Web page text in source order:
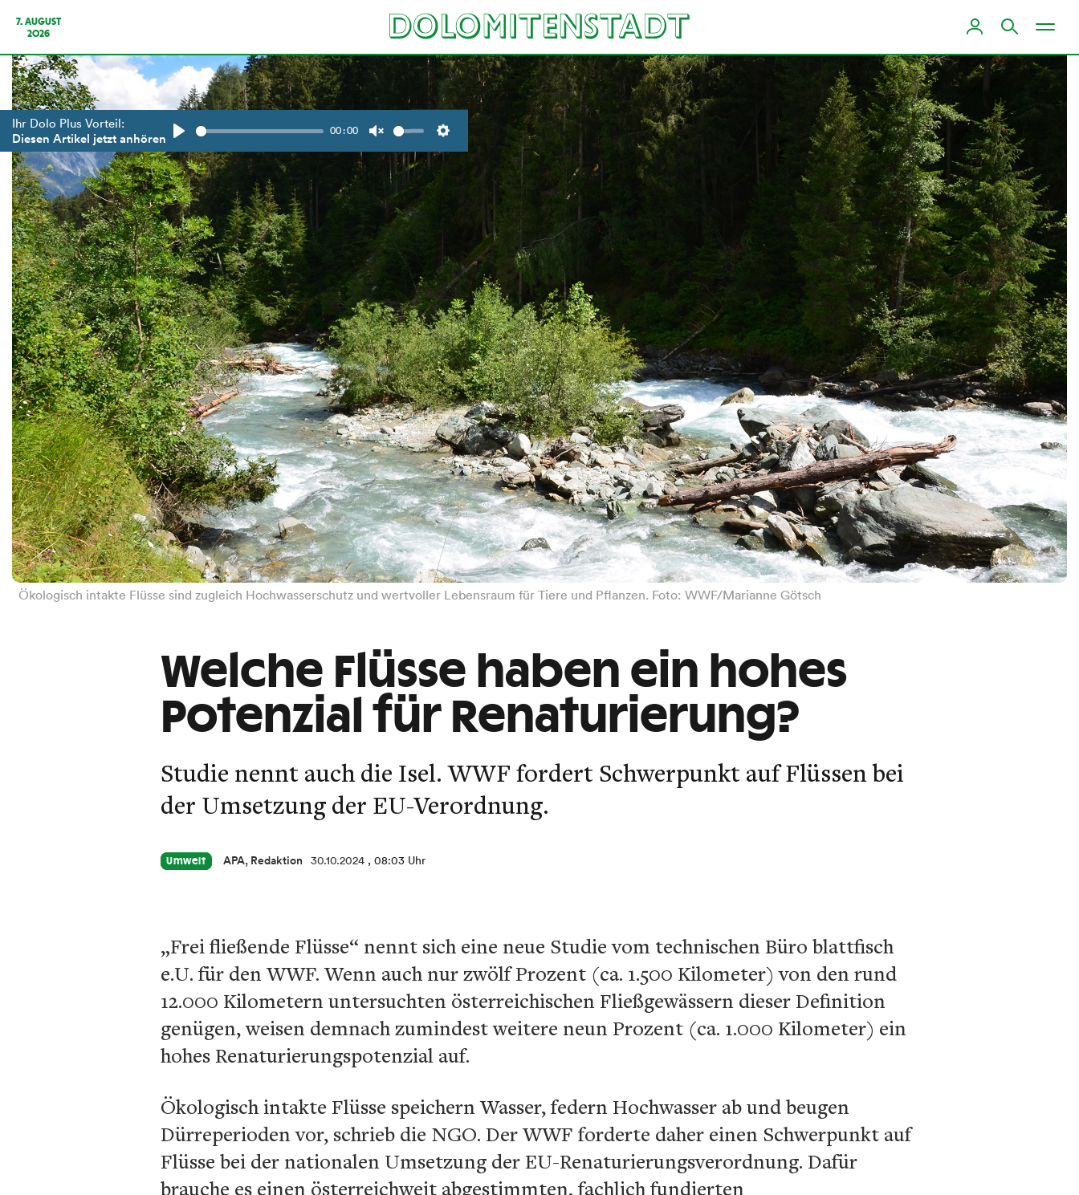
7. AUGUST
2026
Ihr Dolo Plus Vorteil:
Diesen Artikel jetzt anhören 00:00
Ökologisch intakte Flüsse sind zugleich Hochwasserschutz und wertvoller Lebensraum für Tiere und Pflanzen. Foto: WWF/Marianne Götsch
Welche Flüsse haben ein hohes
Potenzial für Renaturierung?
Studie nennt auch die Isel. WWF fordert Schwerpunkt auf Flüssen bei
der Umsetzung der EU-Verordnung.
Umwelt APA, Redaktion 30.10.2024 , 08:03 Uhr
„Frei fließende Flüsse“ nennt sich eine neue Studie vom technischen Büro blattfisch
e.U. für den WWF. Wenn auch nur zwölf Prozent (ca. 1.500 Kilometer) von den rund
12.000 Kilometern untersuchten österreichischen Fließgewässern dieser Definition
genügen, weisen demnach zumindest weitere neun Prozent (ca. 1.000 Kilometer) ein
hohes Renaturierungspotenzial auf.
Ökologisch intakte Flüsse speichern Wasser, federn Hochwasser ab und beugen
Dürreperioden vor, schrieb die NGO. Der WWF forderte daher einen Schwerpunkt auf
Flüsse bei der nationalen Umsetzung der EU-Renaturierungsverordnung. Dafür
brauche es einen österreichweit abgestimmten, fachlich fundierten